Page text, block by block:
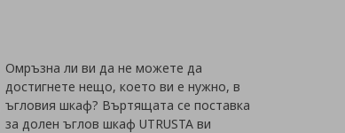
Омръзна ли ви да не можете да
достигнете нещо, което ви е нужно, в
ъгловия шкаф? Въртящата се поставка
за долен ъглов шкаф UTRUSTA ви